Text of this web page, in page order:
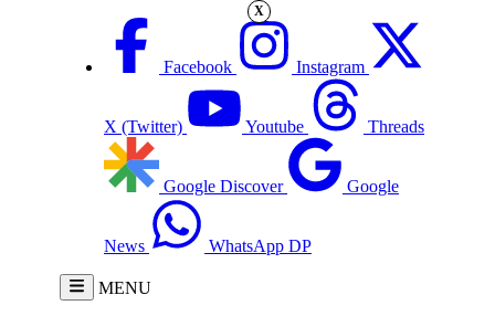
Facebook Instagram
X (Twitter) Youtube Threads
Google Discover Google
News WhatsApp DP
MENU
X